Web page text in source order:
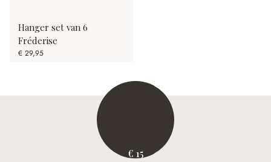
Hanger set van 6
Fréderise
€ 29,95
€ 15